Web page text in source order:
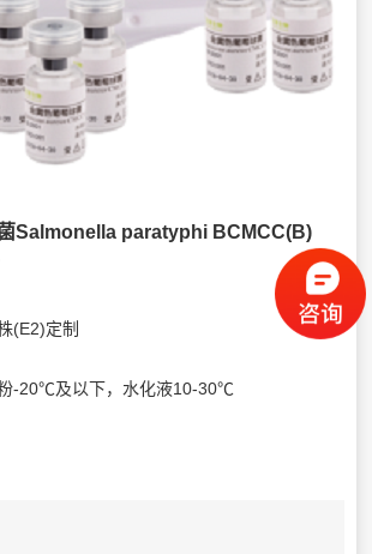
Salmonella paratyphi BCMCC(B)
(E2)定制
-20℃及以下，水化液10-30℃